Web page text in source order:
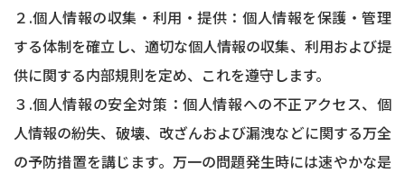
２.個人情報の収集・利用・提供：個人情報を保護・管理
する体制を確立し、適切な個人情報の収集、利用および提
供に関する内部規則を定め、これを遵守します。
３.個人情報の安全対策：個人情報への不正アクセス、個
人情報の紛失、破壊、改ざんおよび漏洩などに関する万全
の予防措置を講じます。万一の問題発生時には速やかな是